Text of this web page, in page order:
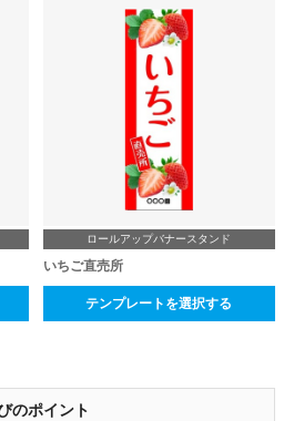
ロールアップバナースタンド
いちご直売所
テンプレートを選択する
のポイント